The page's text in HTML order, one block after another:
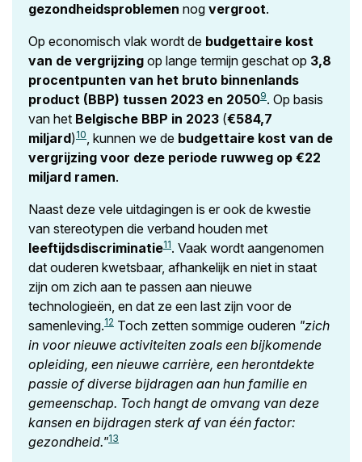
gezondheidsproblemen nog vergroot.
Op economisch vlak wordt de budgettaire kost
van de vergrijzing op lange termijn geschat op 3,8
procentpunten van het bruto binnenlands
product (BBP) tussen 2023 en 20509. Op basis
van het Belgische BBP in 2023 (€584,7
miljard)10, kunnen we de budgettaire kost van de
vergrijzing voor deze periode ruwweg op €22
miljard ramen.
Naast deze vele uitdagingen is er ook de kwestie
van stereotypen die verband houden met
leeftijdsdiscriminatie11. Vaak wordt aangenomen
dat ouderen kwetsbaar, afhankelijk en niet in staat
zijn om zich aan te passen aan nieuwe
technologieën, en dat ze een last zijn voor de
samenleving.12 Toch zetten sommige ouderen "zich
in voor nieuwe activiteiten zoals een bijkomende
opleiding, een nieuwe carrière, een herontdekte
passie of diverse bijdragen aan hun familie en
gemeenschap. Toch hangt de omvang van deze
kansen en bijdragen sterk af van één factor:
gezondheid."13